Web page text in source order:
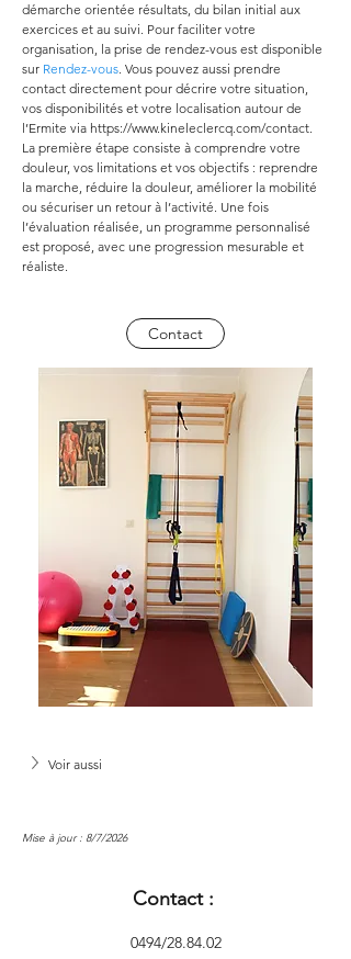
démarche orientée résultats, du bilan initial aux
exercices et au suivi. Pour faciliter votre
organisation, la prise de rendez-vous est disponible
sur Rendez-vous. Vous pouvez aussi prendre
contact directement pour décrire votre situation,
vos disponibilités et votre localisation autour de
l’Ermite via https://www.kineleclercq.com/contact.
La première étape consiste à comprendre votre
douleur, vos limitations et vos objectifs : reprendre
la marche, réduire la douleur, améliorer la mobilité
ou sécuriser un retour à l’activité. Une fois
l’évaluation réalisée, un programme personnalisé
est proposé, avec une progression mesurable et
réaliste.
Contact
Voir aussi
Mise à jour : 8/7/2026
Contact :
0494/28.84.02